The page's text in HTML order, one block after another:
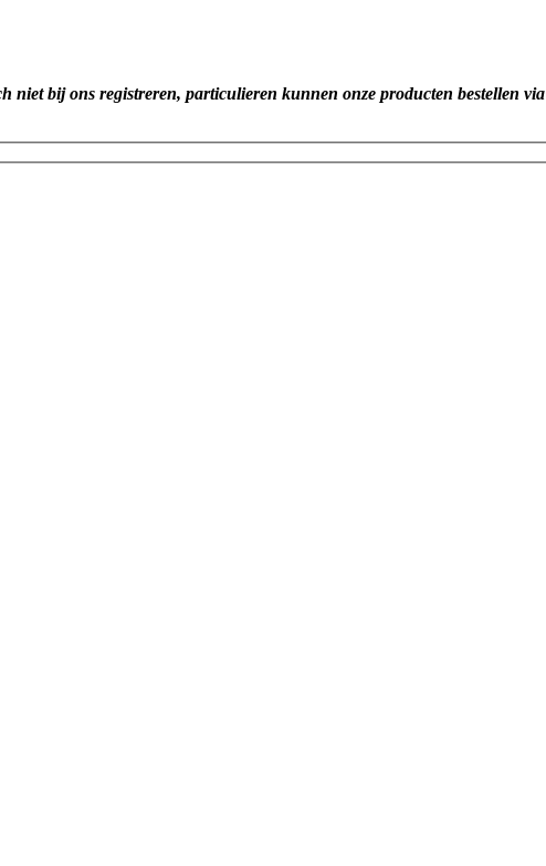
bij ons registreren, particulieren kunnen onze producten bestellen via